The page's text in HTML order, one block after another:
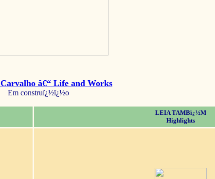
â€“ Life and Works
Em construï¿½ï¿½o
LEIA TAMBï¿½M
Highlights